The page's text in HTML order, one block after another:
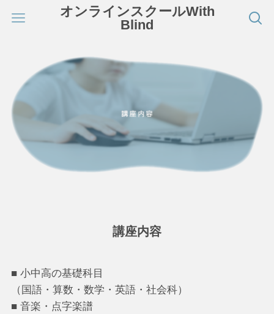
オンラインスクールWith
Blind
講座内容
■ 小中高の基礎科目
（国語・算数・数学・英語・社会科）
■ 音楽・点字楽譜